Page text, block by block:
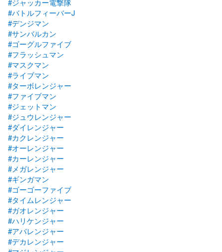
#バトルフィーバーJ
#デンジマン
#サンバルカン
#ゴーグルファイブ
#フラッシュマン
#マスクマン
#ライブマン
#ターボレンジャー
#ファイブマン
#ジェットマン
#ジュウレンジャー
#ダイレンジャー
#カクレンジャー
#オーレンジャー
#カーレンジャー
#メガレンジャー
#ギンガマン
#ゴーゴーファイブ
#タイムレンジャー
#ガオレンジャー
#ハリケンジャー
#アバレンジャー
#デカレンジャー